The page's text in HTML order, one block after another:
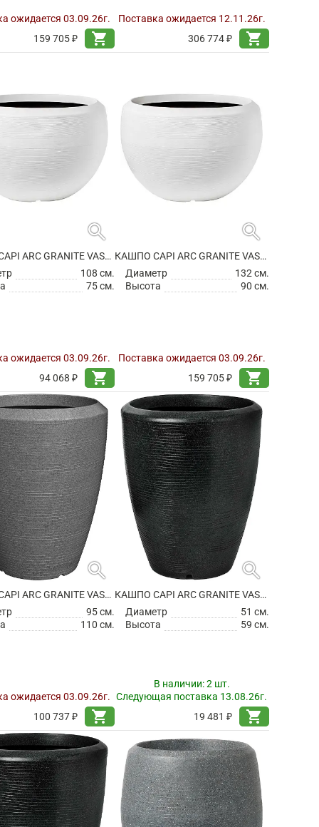
ожидается 03.09.26г.
159 705 ₽
shopping_cart
Поставка ожидается 12.11.26г.
306 774 ₽
shopping_cart
search
КАШПО CAPI ARC GRANITE VASE BALL WHITE
108 см.
75 см.
ожидается 03.09.26г.
94 068 ₽
shopping_cart
search
КАШПО CAPI ARC GRANITE VASE BALL WHITE
Диаметр
132 см.
Высота
90 см.
Поставка ожидается 03.09.26г.
159 705 ₽
shopping_cart
search
КАШПО CAPI ARC GRANITE VASE ELEGANT ANTHRACITE
95 см.
110 см.
ожидается 03.09.26г.
100 737 ₽
shopping_cart
search
КАШПО CAPI ARC GRANITE VASE ELEGANT BLACK
Диаметр
51 см.
Высота
59 см.
В наличии:2 шт.
Следующая поставка 13.08.26г.
19 481 ₽
shopping_cart